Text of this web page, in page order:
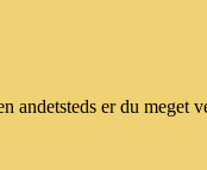
andetsteds er du meget